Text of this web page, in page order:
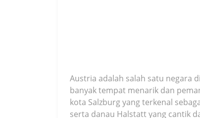
Austria adalah salah satu negara
banyak tempat menarik dan
kota Salzburg yang terkenal
serta danau Halstatt yang cantik